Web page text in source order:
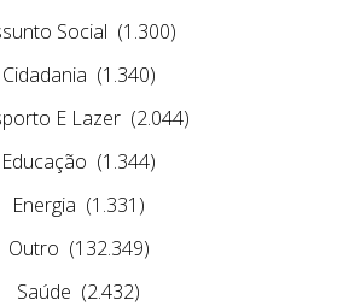
Social (1.300)
Cidadania (1.340)
E Lazer (2.044)
Educação (1.344)
Energia (1.331)
Outro (132.349)
Saúde (2.432)